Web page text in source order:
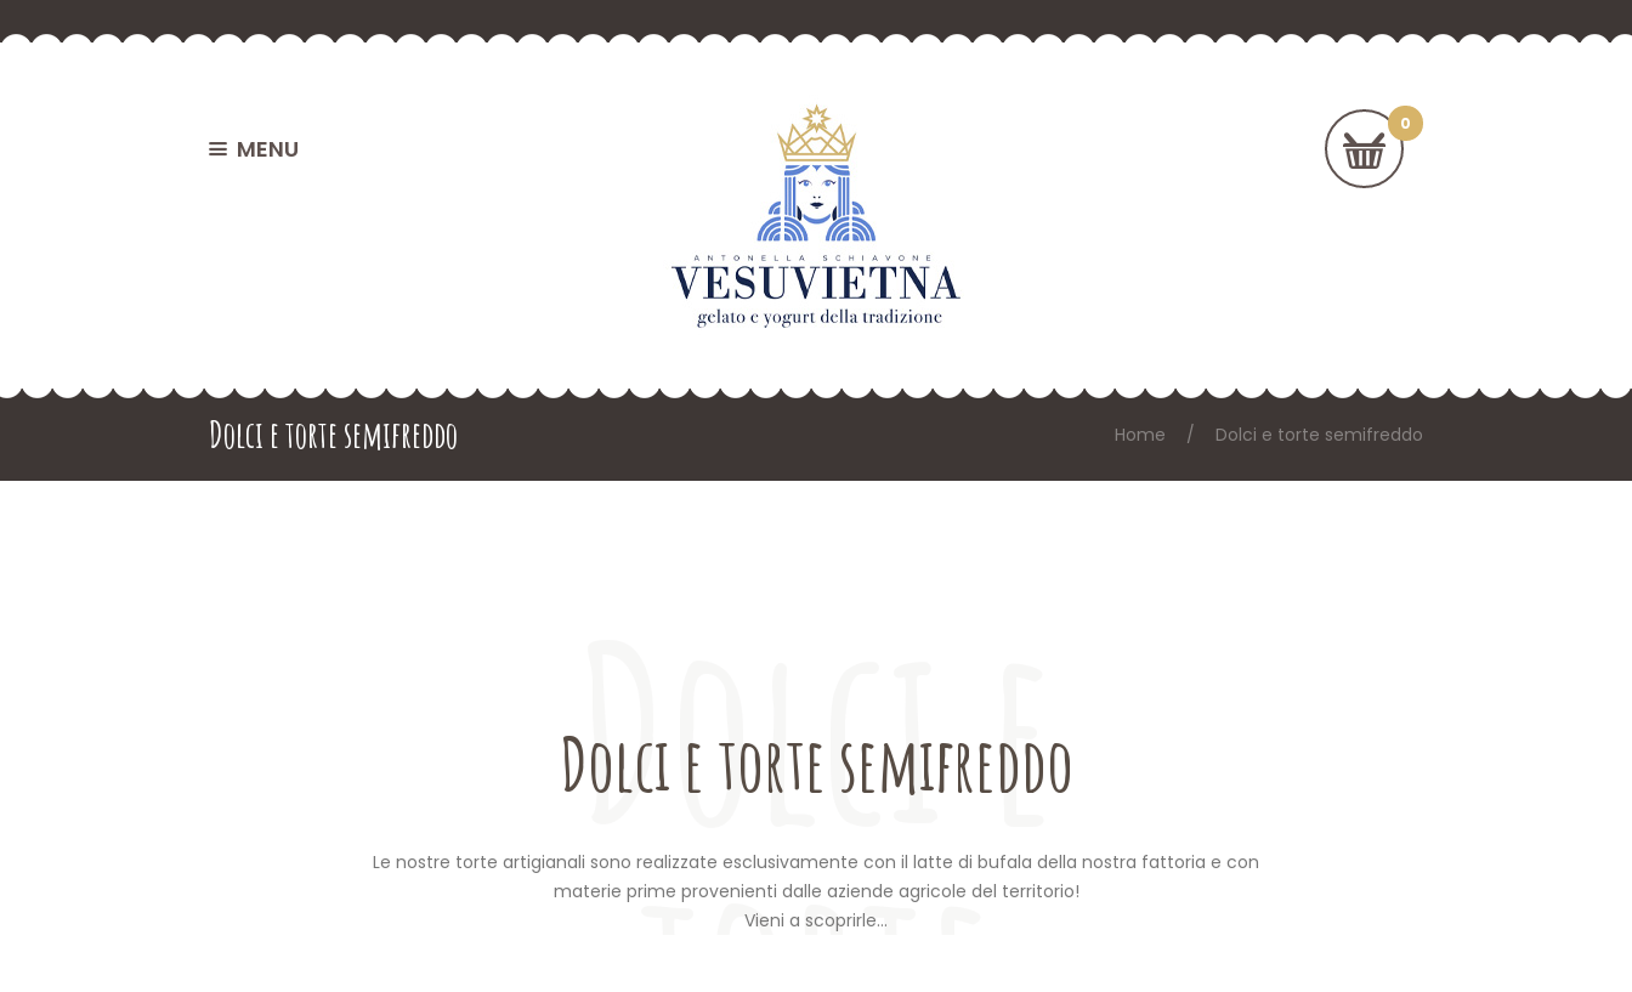
MENU
Dolci e torte semifreddo Home Dolci e torte semifreddo
Dolci e
Dolci e torte semifreddo
Le nostre torte artigianali sono realizzate esclusivamente con il latte di bufala della nostra fattoria e con
materie prime provenienti dalle aziende agricole del territorio!
Vieni a scoprirle…